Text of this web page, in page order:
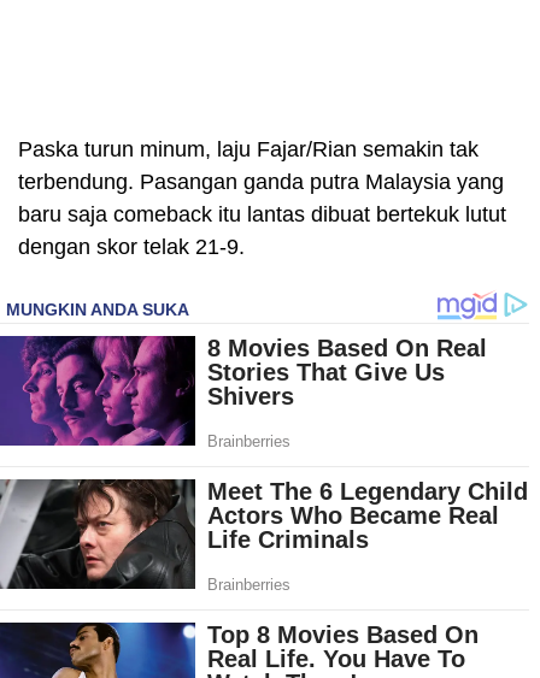
Paska turun minum, laju Fajar/Rian semakin tak
terbendung. Pasangan ganda putra Malaysia yang
baru saja comeback itu lantas dibuat bertekuk lutut
dengan skor telak 21-9.